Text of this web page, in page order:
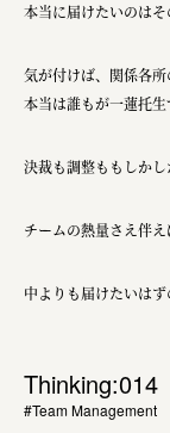
本当に届けたいのは
気が付けば、関係各所
本当は誰もが一蓮托
決裁も調整ももしかし
チームの熱量さえ伴え
中よりも届けたいはず
Thinking:014
#Team Management